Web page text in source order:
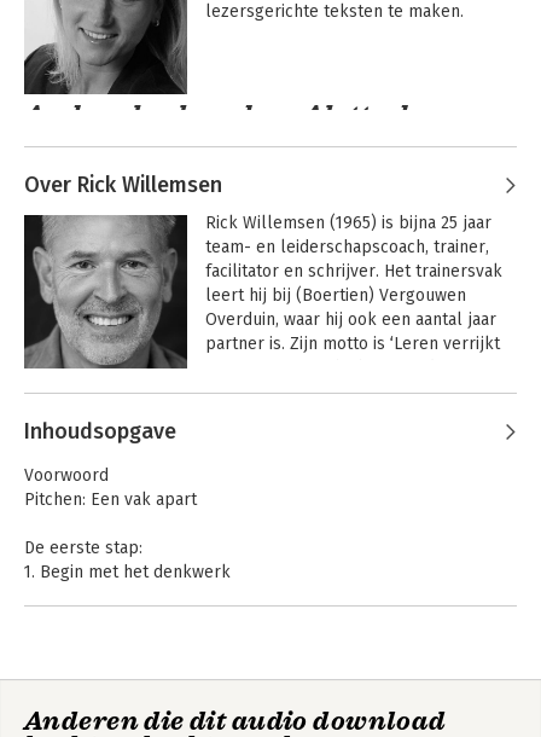
lezersgerichte teksten te maken.
Andere boeken door Alette den
Exter
Pitch!
Bekijk alle boeken
Over Rick Willemsen
Rick Willemsen (1965) is bijna 25 jaar
team- en leiderschapscoach, trainer,
facilitator en schrijver. Het trainersvak
leert hij bij (Boertien) Vergouwen
Overduin, waar hij ook een aantal jaar
partner is. Zijn motto is ‘Leren verrijkt
eigen bedrijf Yelllow, label for learning
organisaties (in 2011 genomineerd voor
boek PITCH! (2014) inspireert hij
Andere boeken door Rick
Willemsen
Inhoudsopgave
Voorwoord
Pitchen: Een vak apart
De eerste stap:
1. Begin met het denkwerk
De tweede stap:
Anderen die dit audio download